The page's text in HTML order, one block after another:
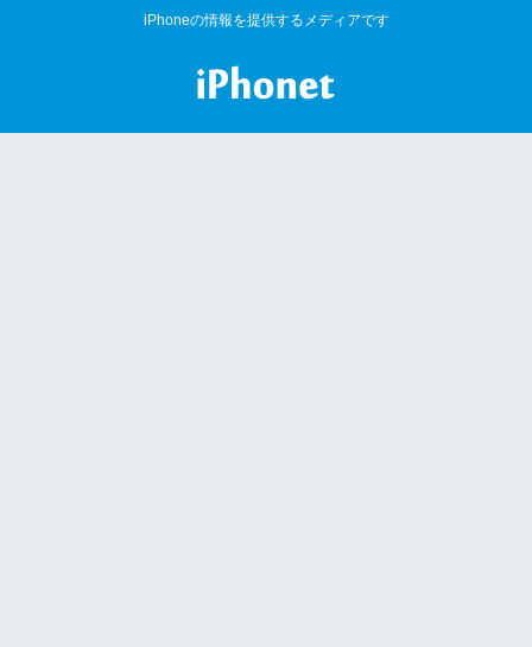
iPhoneの情報を提供するメディアです